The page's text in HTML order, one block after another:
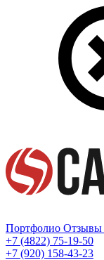
Портфолио Отзывы
+7 (4822) 75-19-50
+7 (920) 158-43-23